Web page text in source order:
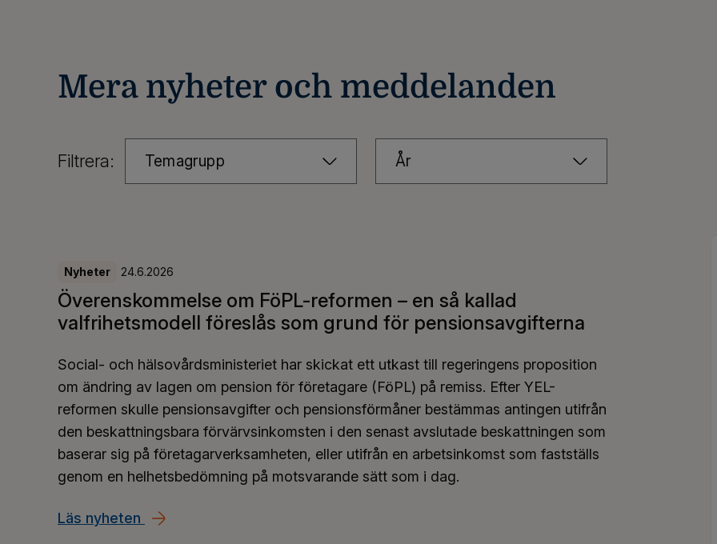
Mera nyheter och meddelanden
Filtrera: Temagrupp År
Nyheter 24.6.2026
Överenskommelse om FöPL-reformen – en så kallad
valfrihetsmodell föreslås som grund för pensionsavgifterna
Social- och hälsovårdsministeriet har skickat ett utkast till regeringens proposition
om ändring av lagen om pension för företagare (FöPL) på remiss. Efter YEL-
reformen skulle pensionsavgifter och pensionsförmåner bestämmas antingen utifrån
den beskattningsbara förvärvsinkomsten i den senast avslutade beskattningen som
baserar sig på företagarverksamheten, eller utifrån en arbetsinkomst som fastställs
genom en helhetsbedömning på motsvarande sätt som i dag.
Läs nyheten Överenskommelse om FöPL-reformen – en så kallad valfrihetsmodell föreslås som